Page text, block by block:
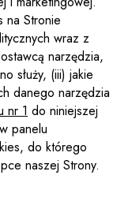
na Stronie
wraz z
narzędzia,
służy, (iii) jakie
danego narzędzia
nr 1 do niniejszej
panelu
do którego
naszej Strony.